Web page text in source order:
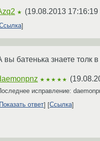
★ (19.08.2013 17:16:19
вы батенька знаете толк
★★★★★ (
исправление:
Показать ответ
Ссылка